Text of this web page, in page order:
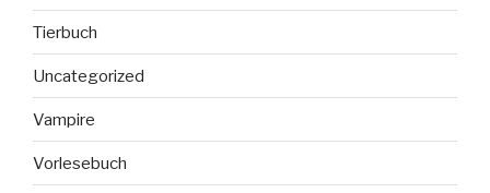
Tierbuch
Uncategorized
Vampire
Vorlesebuch